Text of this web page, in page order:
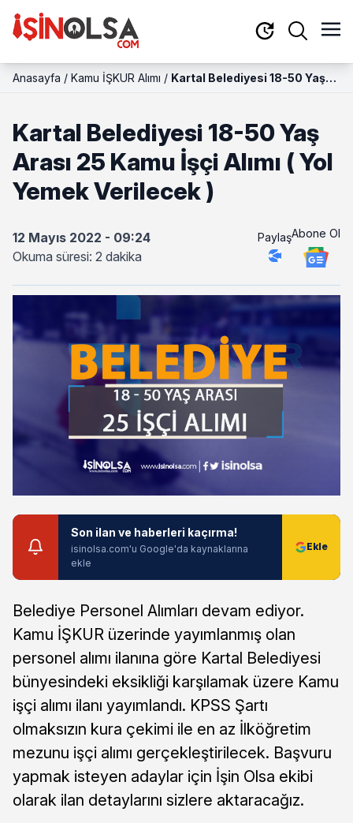
Anasayfa / Kamu İŞKUR Alımı / Kartal Belediyesi 18-50 Yaş
Kartal Belediyesi 18-50 Yaş
Arası 25 Kamu İşçi Alımı ( Yol
Yemek Verilecek )
12 Mayıs 2022 - 09:24
Okuma süresi: 2 dakika
PaylaşAbone Ol
Son ilan ve haberleri kaçırma!
isinolsa.com'u Google'da kaynaklarına
ekle
Belediye Personel Alımları devam ediyor.
Kamu İŞKUR üzerinde yayımlanmış olan
personel alımı ilanına göre Kartal Belediyesi
bünyesindeki eksikliği karşılamak üzere Kamu
işçi alımı ilanı yayımlandı. KPSS Şartı
olmaksızın kura çekimi ile en az İlköğretim
mezunu işçi alımı gerçekleştirilecek. Başvuru
yapmak isteyen adaylar için İşin Olsa ekibi
olarak ilan detaylarını sizlere aktaracağız.